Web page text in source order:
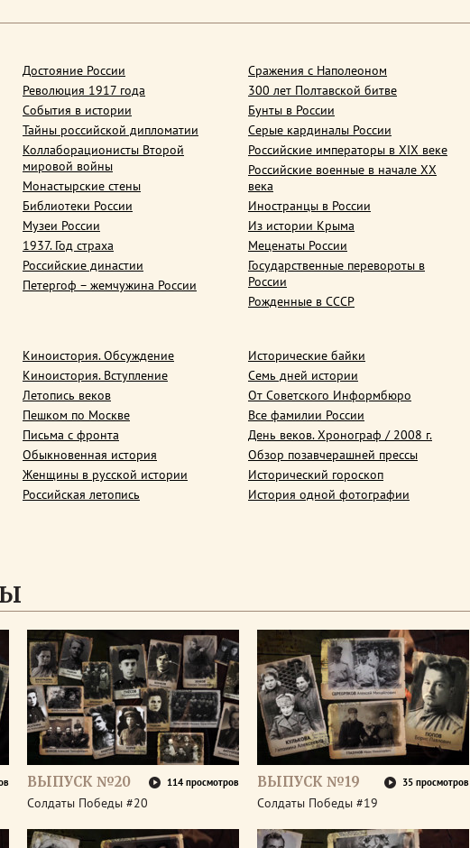
Достояние России
Революция 1917 года
События в истории
Тайны российской дипломатии
Коллаборационисты Второй
мировой войны
Монастырские стены
Библиотеки России
Музеи России
1937. Год страха
Российские династии
Петергоф – жемчужина России
Сражения с Наполеоном
300 лет Полтавской битве
Бунты в России
Серые кардиналы России
Российские императоры в XIX веке
Российские военные в начале ХХ
века
Иностранцы в России
Из истории Крыма
Меценаты России
Государственные перевороты в
России
Рожденные в СССР
Киноистория. Обсуждение
Киноистория. Вступление
Летопись веков
Пешком по Москве
Письма с фронта
Обыкновенная история
Женщины в русской истории
Российская летопись
Исторические байки
Семь дней истории
От Советского Информбюро
Все фамилии России
День веков. Хронограф / 2008 г.
Обзор позавчерашней прессы
Исторический гороскоп
История одной фотографии
ВЫПУСК №20 114 просмотров
Солдаты Победы #20
ВЫПУСК №19 35 просмотров
Солдаты Победы #19